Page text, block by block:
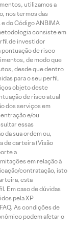
utilizamos a
nos termos das
do Código ANBIMA
consiste em
de investidor
pontuação de risco
de modo que
desde que dentro
para o seu perfil.
objeto deste
de risco atual
dos serviços em
e/ou
essas
da sua ordem ou,
de carteira (Visão
a
em relação à
contratação, isto
esta
Em caso de dúvidas
pela XP
As condições de
podem afetar o